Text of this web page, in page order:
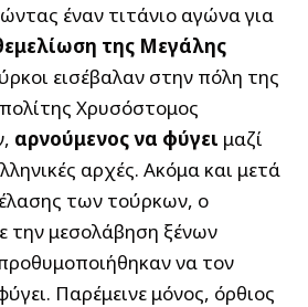
έναν τιτάνιο αγώνα για
της Μεγάλης
εισέβαλαν στην πόλη της
Χρυσόστομος
αρνούμενος να φύγει μαζί
αρχές. Ακόμα και μετά
των τούρκων, ο
την μεσολάβηση ξένων
να τον
Παρέμεινε μόνος, όρθιος